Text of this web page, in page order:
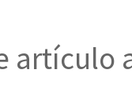
artículo